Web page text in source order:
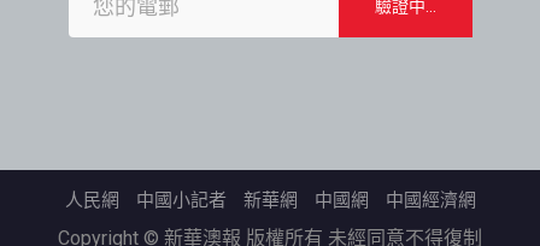
人民網 中國小記者 新華網 中國網 中國經濟網
Copyright © 新華澳報 版權所有 未經同意不得復制